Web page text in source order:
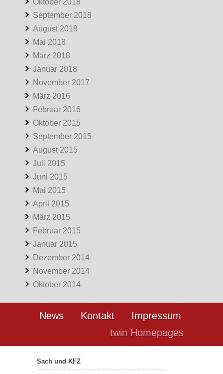
Oktober 2018
September 2018
August 2018
Mai 2018
März 2018
Januar 2018
November 2017
März 2016
Februar 2016
Oktober 2015
September 2015
August 2015
Juli 2015
Juni 2015
Mai 2015
April 2015
März 2015
Februar 2015
Januar 2015
Dezember 2014
November 2014
Oktober 2014
News Kontakt
Impressum
twin Homepages
Sach und KFZ